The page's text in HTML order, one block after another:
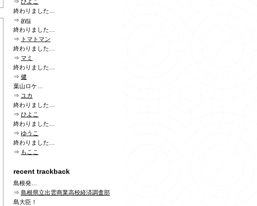
⇒ ひよこ
終わりました…
⇒ ayu
終わりました…
⇒ トマトマン
終わりました…
⇒ マミ
終わりました…
⇒ 健
葉山ロケ…
⇒ ユカ
終わりました…
⇒ ひよこ
終わりました…
⇒ ゆうこ
終わりました…
⇒ もここ
recent trackback
島根発…
⇒ 島根県立出雲商業高校経済調査部
島大臣！